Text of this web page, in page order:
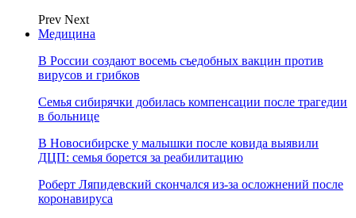
Prev Next
Медицина
В России создают восемь съедобных вакцин против
вирусов и грибков
Семья сибирячки добилась компенсации после трагедии
в больнице
В Новосибирске у малышки после ковида выявили
ДЦП: семья борется за реабилитацию
Роберт Ляпидевский скончался из-за осложнений после
коронавируса